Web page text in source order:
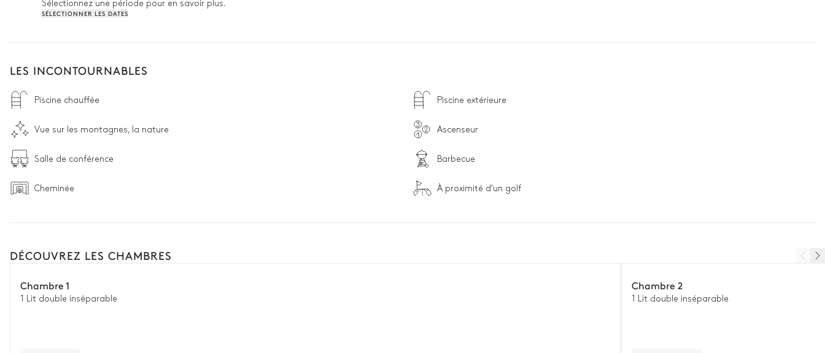
Sélectionnez une période pour en savoir plus.
SÉLECTIONNER LES DATES
LES INCONTOURNABLES
Piscine chauffée Piscine extérieure
Vue sur les montagnes, la nature Ascenseur
Salle de conférence Barbecue
Cheminée À proximité d'un golf
DÉCOUVREZ LES CHAMBRES
Chambre 1
1 Lit double inséparable
Chambre 2
1 Lit double inséparable